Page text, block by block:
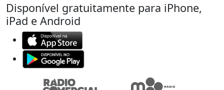
Disponível gratuitamente para iPhone,
iPad e Android